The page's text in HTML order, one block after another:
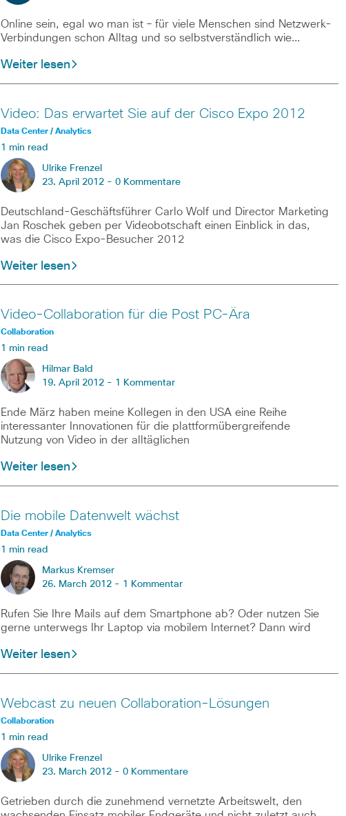
Online sein, egal wo man ist – für viele Menschen sind Netzwerk-
Verbindungen schon Alltag und so selbstverständlich wie…
Weiter lesen
Video: Das erwartet Sie auf der Cisco Expo 2012
Data Center / Analytics
1 min read
Ulrike Frenzel
23. April 2012 - 0 Kommentare
Deutschland-Geschäftsführer Carlo Wolf und Director Marketing
Jan Roschek geben per Videobotschaft einen Einblick in das,
was die Cisco Expo-Besucher 2012
Weiter lesen
Video-Collaboration für die Post PC-Ära
Collaboration
1 min read
Hilmar Bald
19. April 2012 - 1 Kommentar
Ende März haben meine Kollegen in den USA eine Reihe
interessanter Innovationen für die plattformübergreifende
Nutzung von Video in der alltäglichen
Weiter lesen
Die mobile Datenwelt wächst
Data Center / Analytics
1 min read
Markus Kremser
26. March 2012 - 1 Kommentar
Rufen Sie Ihre Mails auf dem Smartphone ab? Oder nutzen Sie
gerne unterwegs Ihr Laptop via mobilem Internet? Dann wird
Weiter lesen
Webcast zu neuen Collaboration-Lösungen
Collaboration
1 min read
Ulrike Frenzel
23. March 2012 - 0 Kommentare
Getrieben durch die zunehmend vernetzte Arbeitswelt, den